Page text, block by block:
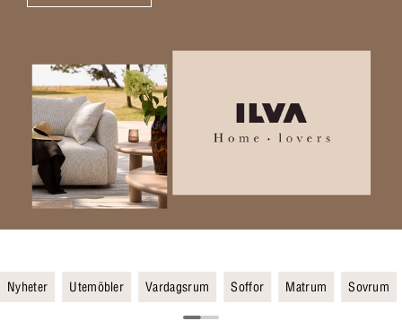
Nyheter Utemöbler Vardagsrum Soffor Matrum Sovrum